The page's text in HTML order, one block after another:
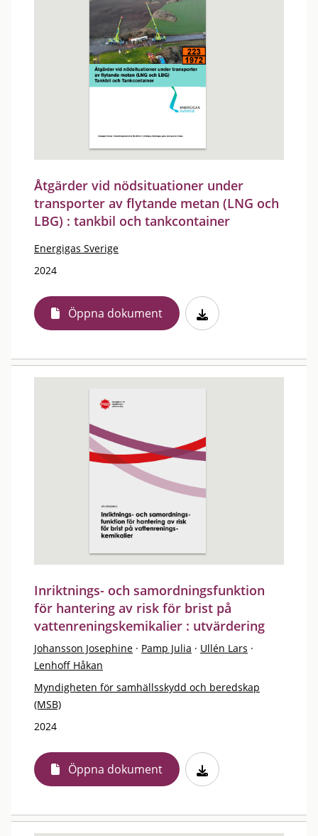
Åtgärder vid nödsituationer under
transporter av flytande metan (LNG och
LBG) : tankbil och tankcontainer
Energigas Sverige
2024
Öppna dokument
Inriktnings- och samordningsfunktion
för hantering av risk för brist på
vattenreningskemikalier : utvärdering
Johansson Josephine · Pamp Julia · Ullén Lars ·
Lenhoff Håkan
Myndigheten för samhällsskydd och beredskap
(MSB)
2024
Öppna dokument